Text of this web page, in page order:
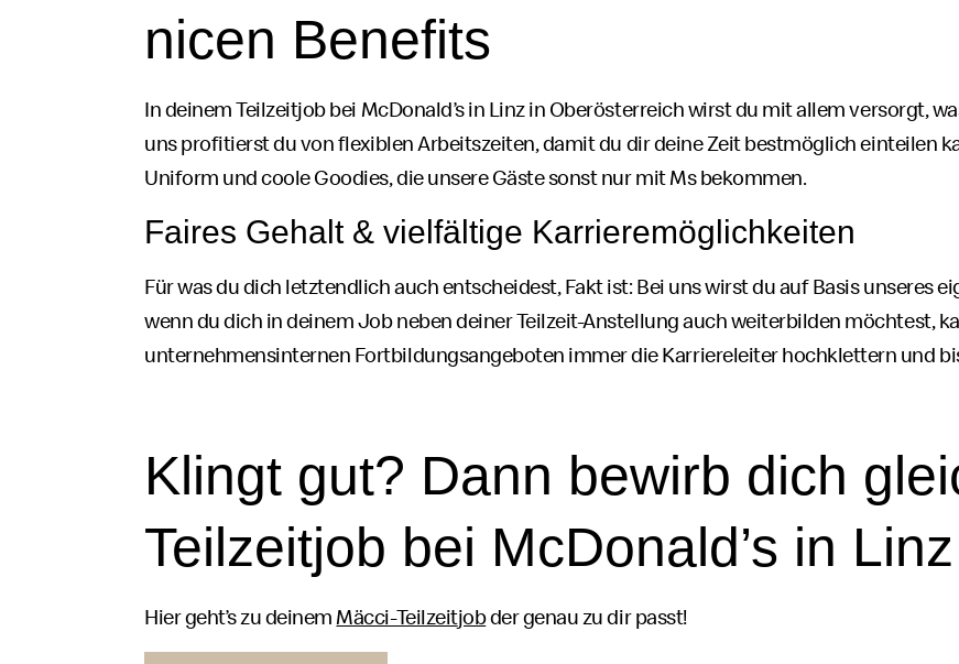
nicen Benefits
In deinem Teilzeitjobbei McDonald’sin Linz in Oberösterreich wirst du mit allem versorgt,
uns profitierst du von flexiblen Arbeitszeiten, damit du dir deine Zeit bestmöglich einteilen
Uniform undcooleGoodies, die unsere Gäste sonst nur mit Ms bekommen.
Faires Gehalt & vielfältige Karrieremöglichkeiten
Für was du dich letztendlich auch entscheidest, Fakt ist: Bei uns wirst du auf Basis unseres
wenn du dich in deinemJobneben deiner Teilzeit-Anstellung auch weiterbilden möchtest,
unternehmensinternen Fortbildungsangeboten immer die Karriereleiter hochklettern und
Klingt gut? Dann bewirb dich
Teilzeitjob bei McDonald’s in Linz
Hier geht’s zu deinem MäcciMäki
-Teilzeitjobder genau zu dir passt!